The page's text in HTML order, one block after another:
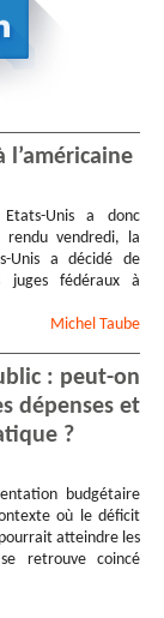
l’américaine
Unis a donc
vendredi, la
Unis a décidé de
juges fédéraux à
Michel Taube
: peut-on
dépenses et
?
budgétaire
où le déficit
atteindre les
retrouve coincé